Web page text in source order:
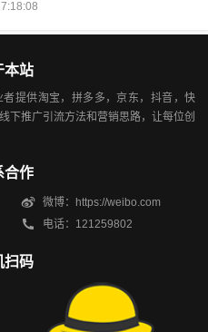
本站
提供淘宝，拼多多，京东，抖音，快
下推广引流方法和营销思路，让每位创
合作
微博：https://weibo.com
电话：121259802
扫码